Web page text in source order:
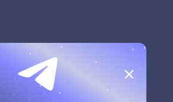
вебинар 🧩Симболон